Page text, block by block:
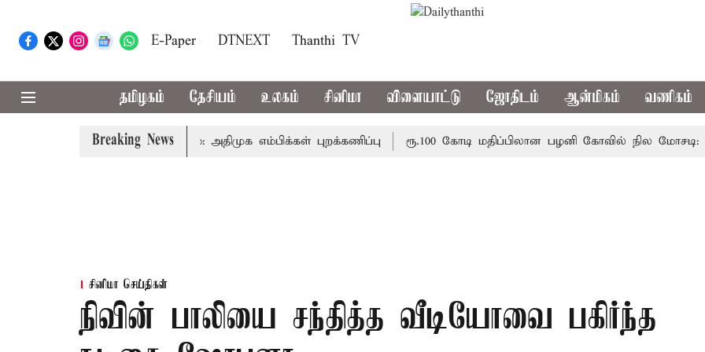
E-Paper DTNEXT Thanthi TV
தமிழகம் தேசியம் உலகம் சினிமா விளையாட்டு ஜோதிடம் ஆன்மிகம் வணிகம்
Breaking News
ஆலோசனைக் கூட்டம்: அதிமுக எம்பிக்கள் புறக்கணிப்பு ரூ.100 கோடி மதிப்பிலான பழனி கோவில் நில மோசடி:
சினிமா செய்திகள்
நிவின் பாலியை சந்தித்த வீடியோவை பகிர்ந்த